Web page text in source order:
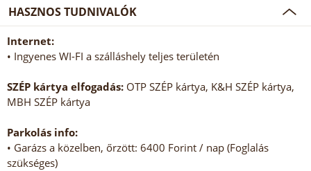
HASZNOS TUDNIVALÓK
Internet:
• Ingyenes WI-FI a szálláshely teljes területén
SZÉP kártya elfogadás: OTP SZÉP kártya, K&H SZÉP kártya,
MBH SZÉP kártya
Parkolás info:
• Garázs a közelben, őrzött: 6400 Forint / nap (Foglalás
szükséges)